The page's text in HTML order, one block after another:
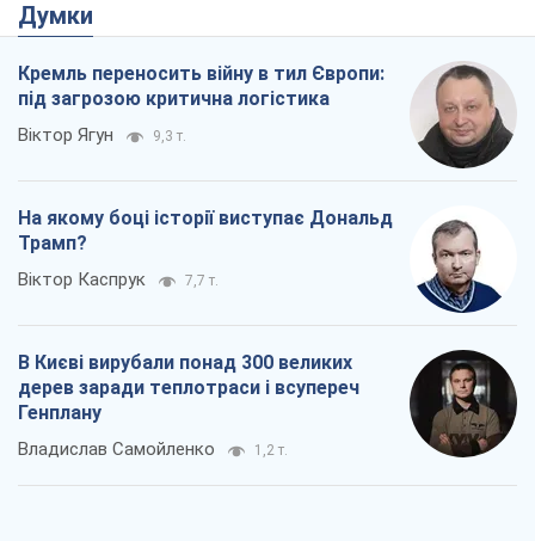
Думки
Кремль переносить війну в тил Європи:
під загрозою критична логістика
Віктор Ягун 9,3 т.
На якому боці історії виступає Дональд
Трамп?
Віктор Каспрук 7,7 т.
В Києві вирубали понад 300 великих
дерев заради теплотраси і всупереч
Генплану
Владислав Самойленко 1,2 т.